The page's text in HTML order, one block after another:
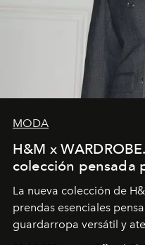
MODA
H&M x
colección pensada
La nueva colección de
prendas esenciales
guardarropa versátil y